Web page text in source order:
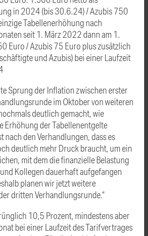
in 2024 (bis 30.6.24) / Azubis 750
Tabellenerhöhung nach
seit 1. März 2022 dann am 1.
Euro / Azubis 75 Euro plus zusätzlich
und Azubis) bei einer Laufzeit
Sprung der Inflation zwischen erster
im Oktober von weiteren
deutlich gemacht, wie
Erhöhung der Tabellenentgelte
nach den Verhandlungen, dass es
deutlich mehr Druck braucht, um ein
mit dem die finanzielle Belastung
Kollegen dauerhaft aufgefangen
planen wir jetzt weitere
dritten Verhandlungsrunde.“
10,5 Prozent, mindestens aber
bei einer Laufzeit des Tarifvertrages